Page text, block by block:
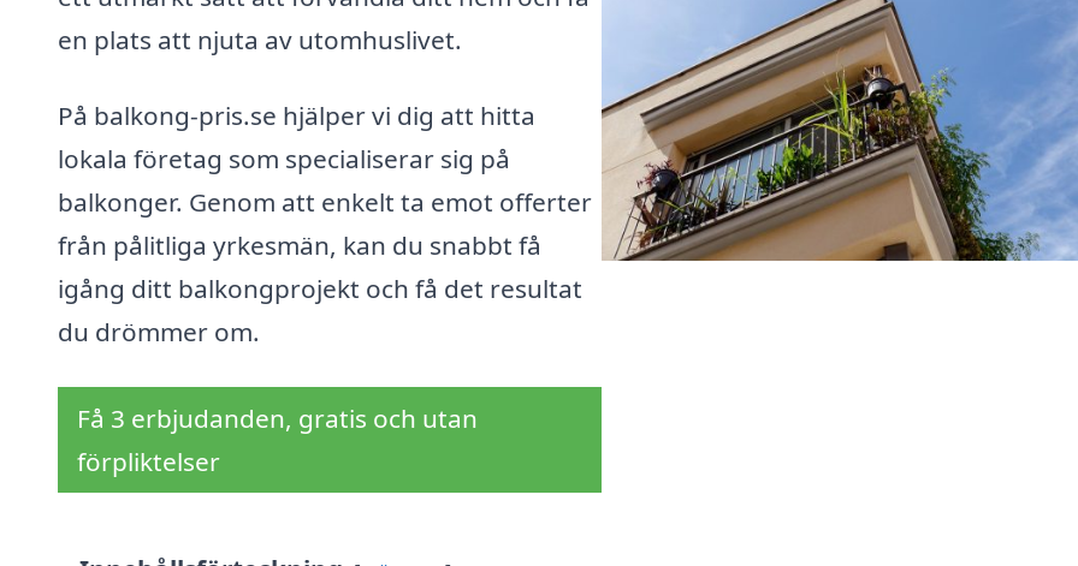
en plats att njuta av utomhuslivet.
På balkong-pris.se hjälper vi dig att hitta
lokala företag som specialiserar sig på
balkonger. Genom att enkelt ta emot offerter
från pålitliga yrkesmän, kan du snabbt få
igång ditt balkongprojekt och få det resultat
du drömmer om.
Få 3 erbjudanden, gratis och utan
förpliktelser